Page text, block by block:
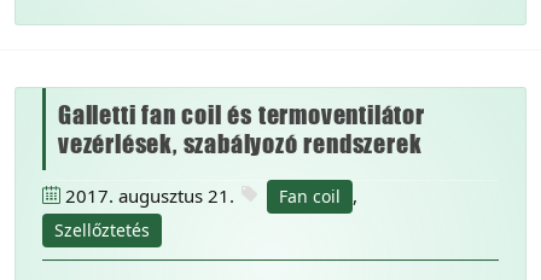
Galletti fan coil és termoventilátor
vezérlések, szabályozó rendszerek
2017. augusztus 21. Fan coil ,
Szellőztetés